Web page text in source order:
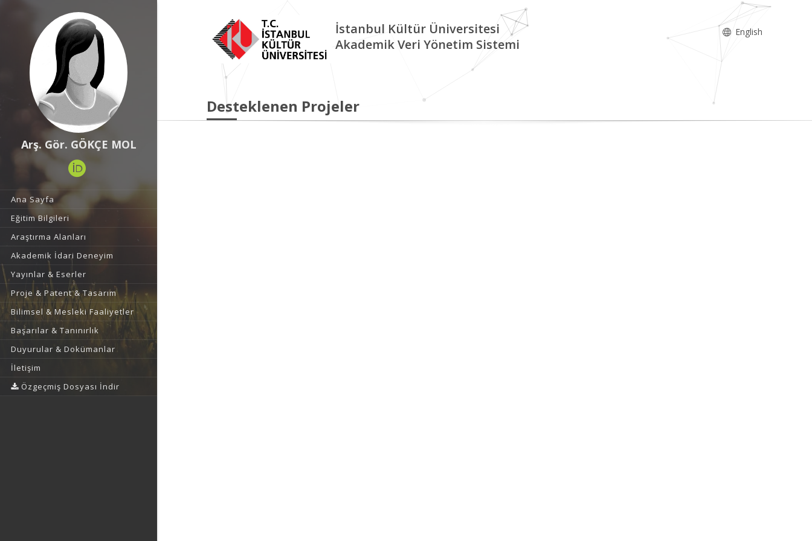
Arş. Gör. GÖKÇE MOL
Ana Sayfa
Eğitim Bilgileri
Araştırma Alanları
Akademik İdari Deneyim
Yayınlar & Eserler
Proje & Patent & Tasarım
Bilimsel & Mesleki Faaliyetler
Başarılar & Tanınırlık
Duyurular & Dokümanlar
İletişim
Özgeçmiş Dosyası İndir
İstanbul Kültür Üniversitesi
Akademik Veri Yönetim Sistemi
English
Desteklenen Projeler